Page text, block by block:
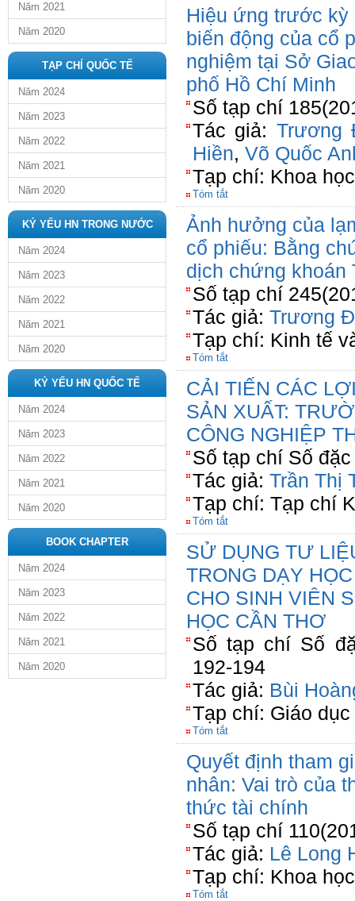
Năm 2021
Năm 2020
TẠP CHÍ QUỐC TẾ
Năm 2024
Năm 2023
Năm 2022
Năm 2021
Năm 2020
KỶ YẾU HN TRONG NƯỚC
Năm 2024
Năm 2023
Năm 2022
Năm 2021
Năm 2020
KỶ YẾU HN QUỐC TẾ
Năm 2024
Năm 2023
Năm 2022
Năm 2021
Năm 2020
BOOK CHAPTER
Năm 2024
Năm 2023
Năm 2022
Năm 2021
Năm 2020
Hiệu ứng trước kỳ
biến động của cổ
nghiệm tại Sở
phố Hồ Chí Minh
Số tạp chí
Tác giả: Trương
Hiền, Võ Quốc
Tạp chí: Khoa
Tóm tắt
Ảnh hưởng của
cổ phiếu: Bằng
dịch chứng khoán
Số tạp chí
Tác giả: Trương
Tạp chí: Kinh tế
Tóm tắt
CẢI TIẾN CÁC
SẢN XUẤT:
CÔNG NGHIỆP
Số tạp chí Số
Tác giả: Trần Thị
Tạp chí: Tạp chí
Tóm tắt
SỬ DỤNG TƯ
TRONG DẠY
CHO SINH VIÊN
HỌC CẦN THƠ
Số tạp chí Số
192-194
Tác giả: Bùi
Tạp chí: Giáo dục
Tóm tắt
Quyết định tham
nhân: Vai trò của
thức tài chính
Số tạp chí
Tác giả: Lê Long
Tạp chí: Khoa
Tóm tắt